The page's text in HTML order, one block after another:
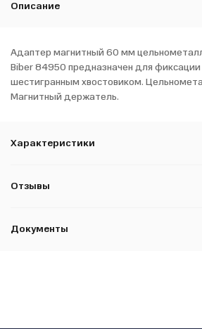
Описание
Адаптер магнитный 60 мм
Biber 84950 предназначен для фиксации
шестигранным хвостовиком.
Магнитный держатель.
Характеристики
Отзывы
Документы